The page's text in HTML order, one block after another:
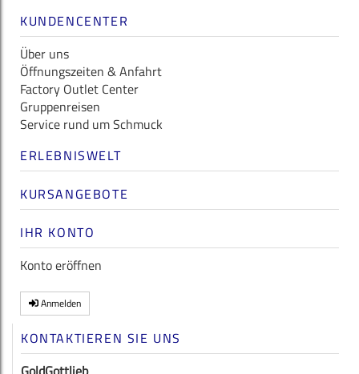
KUNDENCENTER
Über uns
Öffnungszeiten & Anfahrt
Factory Outlet Center
Gruppenreisen
Service rund um Schmuck
ERLEBNISWELT
KURSANGEBOTE
IHR KONTO
Konto eröffnen
Anmelden
KONTAKTIEREN SIE UNS